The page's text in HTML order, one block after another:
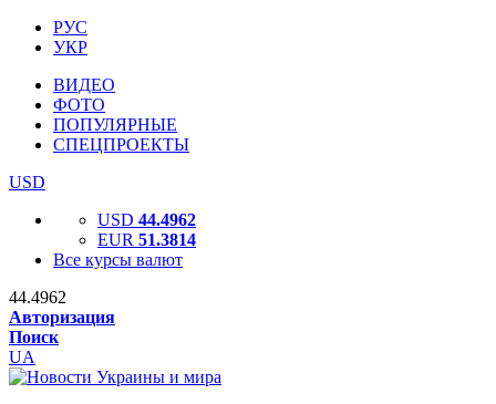
РУС
УКР
ВИДЕО
ФОТО
ПОПУЛЯРНЫЕ
СПЕЦПРОЕКТЫ
USD
USD 44.4962
EUR 51.3814
Все курсы валют
44.4962
Авторизация
Поиск
UA